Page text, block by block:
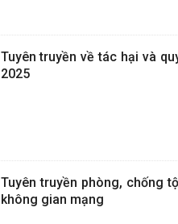
Tuyên truyền về tác hại và
2025
Tuyên truyền phòng, chống
không gian mạng